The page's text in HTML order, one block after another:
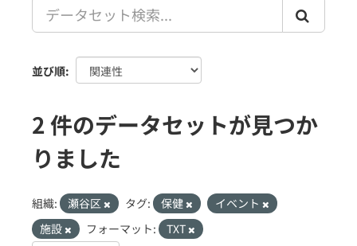
並び順
2 件のデータセットが見つか
りました
組織: 瀬谷区 タグ: 保健
イベント
施設
フォーマット:
TXT